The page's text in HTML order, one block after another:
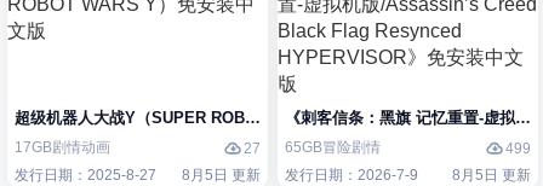
超级机器人大战Y（SUPER ROBOT WARS Y）免安装中文版
17GB剧情动画
27
发行日期：2025-8-27
8月5日 更新
《刺客信条：黑旗 记忆重置-虚拟
65GB冒险剧情
499
发行日期：2026-7-9
8月5日 更新